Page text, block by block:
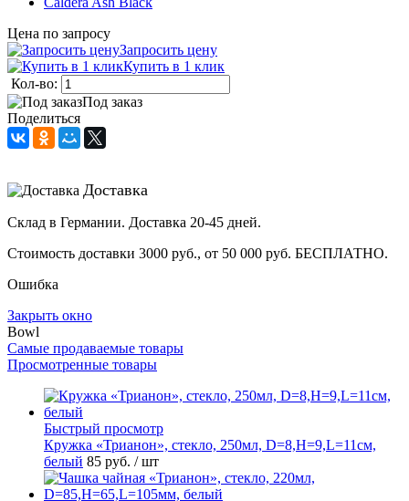
Цена по запросу
Запросить цену
Купить в 1 клик
Кол-во:
Под заказ
Поделиться
Доставка
Склад в Германии. Доставка 20-45 дней.
Стоимость доставки 3000 руб., от 50 000 руб. БЕСПЛАТНО.
Ошибка
Закрыть окно
Bowl
Самые продаваемые товары
Просмотренные товары
Быстрый просмотр
Кружка «Трианон», стекло, 250мл, D=8,H=9,L=11см,
белый 85 руб. / шт